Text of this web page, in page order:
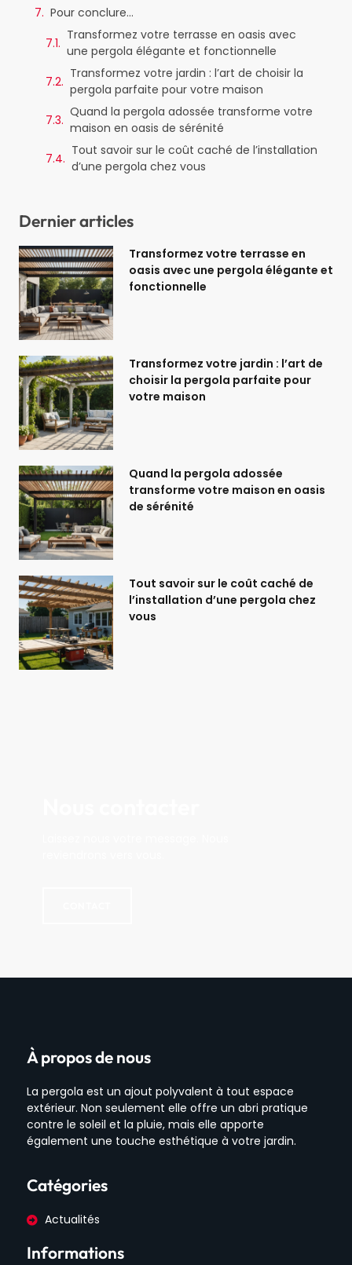
Pour conclure…
Transformez votre terrasse en oasis avec
une pergola élégante et fonctionnelle
Transformez votre jardin : l’art de choisir la
pergola parfaite pour votre maison
Quand la pergola adossée transforme votre
maison en oasis de sérénité
Tout savoir sur le coût caché de l’installation
d’une pergola chez vous
Dernier articles
Transformez votre terrasse en
oasis avec une pergola élégante et
fonctionnelle
Transformez votre jardin : l’art de
choisir la pergola parfaite pour
votre maison
Quand la pergola adossée
transforme votre maison en oasis
de sérénité
Tout savoir sur le coût caché de
l’installation d’une pergola chez
vous
À propos de nous
La pergola est un ajout polyvalent à tout espace
extérieur. Non seulement elle offre un abri pratique
contre le soleil et la pluie, mais elle apporte
également une touche esthétique à votre jardin.
Catégories
Actualités
Informations